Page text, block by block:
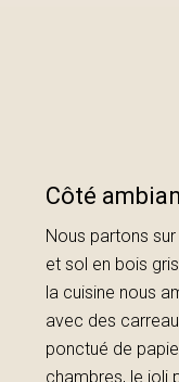
Côté
Nous partons
et sol en bois
la cuisine nous
avec des
ponctué de
chambres, le joli